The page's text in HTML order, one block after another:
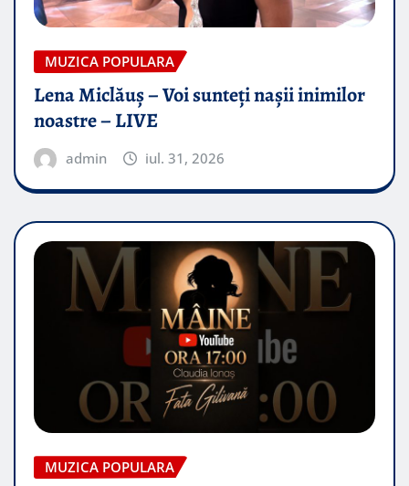
MUZICA POPULARA
Lena Miclăuș – Voi sunteți nașii inimilor
noastre – LIVE
admin iul. 31, 2026
MUZICA POPULARA